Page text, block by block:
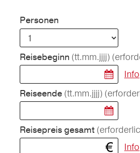
Personen
Reisebeginn (tt.mm.jjjj)
Info
Reiseende (tt.mm.jjjj)
Reisepreis gesamt
Info